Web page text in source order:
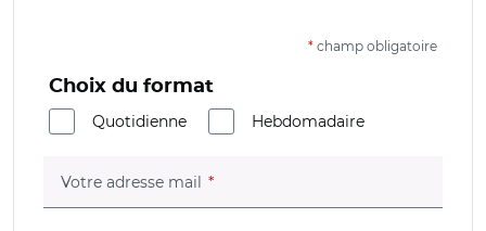
* champ obligatoire
Choix du format
Quotidienne
Hebdomadaire
Votre adresse mail (champ obligatoire)